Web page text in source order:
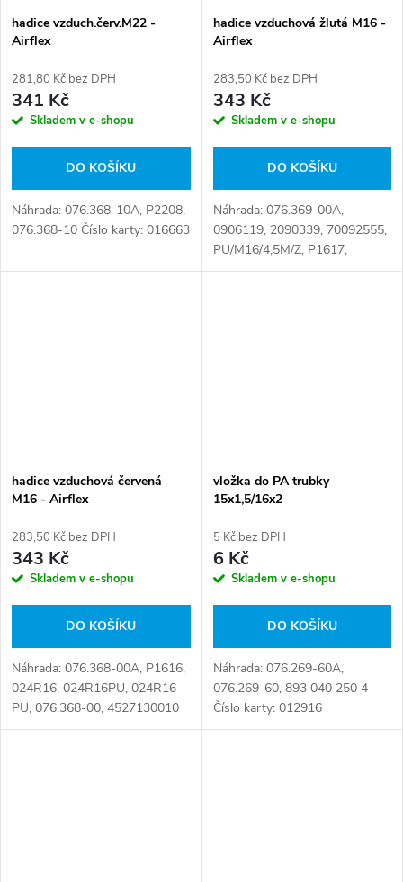
hadice vzduch.červ.M22 -
Airflex
281,80 Kč bez DPH
341 Kč
Skladem v e-shopu
DO KOŠÍKU
Náhrada: 076.368-10A, P2208,
076.368-10 Číslo karty: 016663
hadice vzduchová žlutá M16 -
Airflex
283,50 Kč bez DPH
343 Kč
Skladem v e-shopu
DO KOŠÍKU
Náhrada: 076.369-00A,
0906119, 2090339, 70092555,
PU/M16/4,5M/Z, P1617,
0005045020A, 024G16,
hadice vzduchová červená
M16 - Airflex
283,50 Kč bez DPH
343 Kč
Skladem v e-shopu
DO KOŠÍKU
Náhrada: 076.368-00A, P1616,
024R16, 024R16PU, 024R16-
PU, 076.368-00, 4527130010
Číslo karty: 016661
vložka do PA trubky
15x1,5/16x2
5 Kč bez DPH
6 Kč
Skladem v e-shopu
DO KOŠÍKU
Náhrada: 076.269-60A,
076.269-60, 893 040 250 4
Číslo karty: 012916